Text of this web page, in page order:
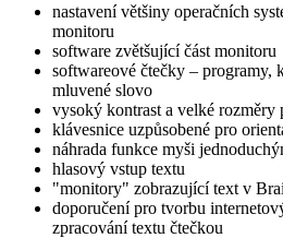
nastavení většiny operačních
monitoru
software zvětšující část monitoru
softwareové čtečky – programy,
mluvené slovo
vysoký kontrast a velké rozměry
klávesnice uzpůsobené pro
náhrada funkce myši
hlasový vstup textu
"monitory" zobrazující text v
doporučení pro tvorbu
zpracování textu čtečkou